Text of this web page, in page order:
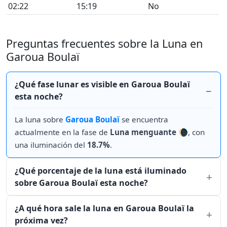
02:22
15:19 No
Preguntas frecuentes sobre la Luna en
Garoua Boulaï
¿Qué fase lunar es visible en Garoua Boulaï
esta noche?
La luna sobre Garoua Boulaï se encuentra
actualmente en la fase de Luna menguante 🌘, con
una iluminación del 18.7%.
¿Qué porcentaje de la luna está iluminado
sobre Garoua Boulaï esta noche?
¿A qué hora sale la luna en Garoua Boulaï la
próxima vez?